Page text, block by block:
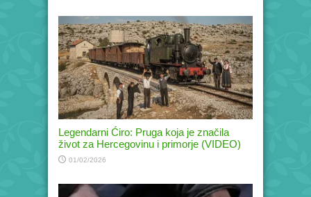
Legendarni Ćiro: Pruga koja je značila
život za Hercegovinu i primorje (VIDEO)
01/02/2026